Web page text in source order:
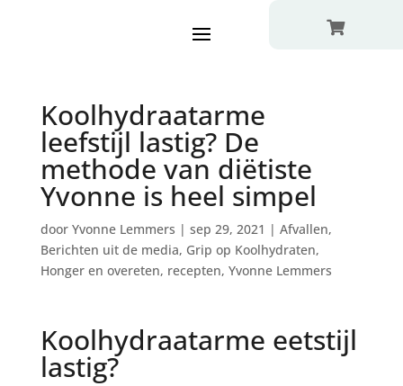

Koolhydraatarme
leefstijl lastig? De
methode van diëtiste
Yvonne is heel simpel
door Yvonne Lemmers | sep 29, 2021 | Afvallen,
Berichten uit de media, Grip op Koolhydraten,
Honger en overeten, recepten, Yvonne Lemmers
Koolhydraatarme eetstijl
lastig?